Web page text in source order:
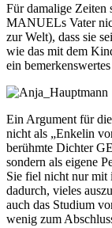
Für damalige Zeiten
MANUELs Vater
zur Welt), dass sie
wie das mit dem
ein
Ein Argument für
nicht als „Enkelin
berühmte Dichter
sondern als eigene
Sie fiel nicht nur mit
dadurch, vieles
auch das Studium
wenig zum